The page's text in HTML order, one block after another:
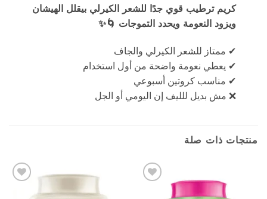
كريم ترطيب قوي جدًا للشعر الكيرلي بيقلل الهيشان
ويزود النعومة ويحدد التموجات 🌀✨
✔ ممتاز للشعر الكيرلي والجاف
✔ يعطي نعومة واضحة من أول استخدام
✔ مناسب كروتين أسبوعي
❌ مش بديل للليف إن اليومي أو الجل
منتجات ذات صلة